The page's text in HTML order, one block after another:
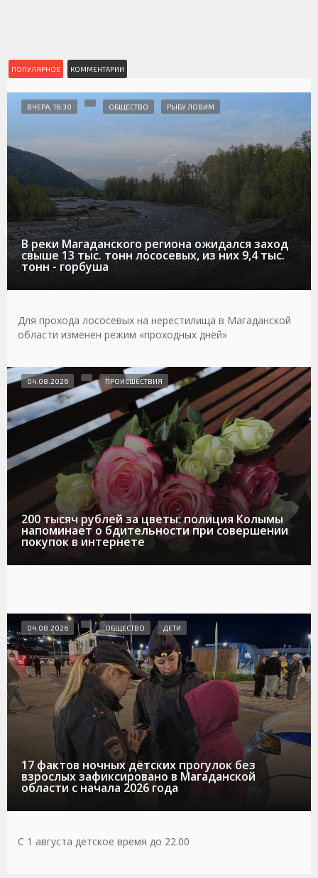
ПОПУЛЯРНОЕ КОММЕНТАРИИ
В реки Магаданского региона ожидался заход
свыше 13 тыс. тонн лососевых, из них 9,4 тыс.
тонн - горбуша
ВЧЕРА, 16:30 ОБЩЕСТВО РЫБУ ЛОВИМ
Для прохода лососевых на нерестилища в Магаданской
области изменен режим «проходных дней»
200 тысяч рублей за цветы: полиция Колымы
напоминает о бдительности при совершении
покупок в интернете
04.08.2026 ПРОИСШЕСТВИЯ
17 фактов ночных детских прогулок без
взрослых зафиксировано в Магаданской
области с начала 2026 года
04.08.2026 ОБЩЕСТВО ДЕТИ
С 1 августа детское время до 22.00